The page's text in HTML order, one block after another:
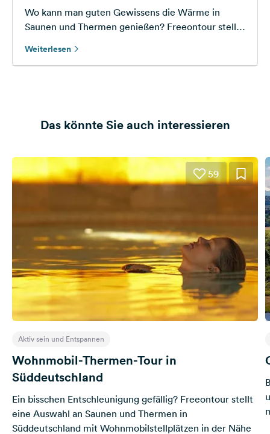
Wo kann man guten Gewissens die Wärme in
Saunen und Thermen genießen? Freeontour stellt
Thermen für Camper vor.
Weiterlesen
Das könnte Sie auch interessieren
59
Aktiv sein und Entspannen
Wohnmobil-Thermen-Tour in
Süddeutschland
Ein bisschen Entschleunigung gefällig? Freeontour stellt
eine Auswahl an Saunen und Thermen in
Süddeutschland mit Wohnmobilstellplätzen in der Nähe